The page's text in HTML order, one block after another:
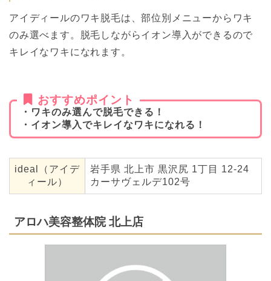
アイディールのワキ脱毛は、部位別メニューからワキ
のみ選べます。脱毛しながらイオン導入ができるので
キレイなワキになれます。
おすすめポイント
・ワキのみ選んで脱毛できる！
・イオン導入でキレイなワキになれる！
ideal（アイデ
ィール）
岩手県 北上市 黒沢尻 1丁目 12-24
カーサヴェルデ102号
アロハ美容整体院 北上店